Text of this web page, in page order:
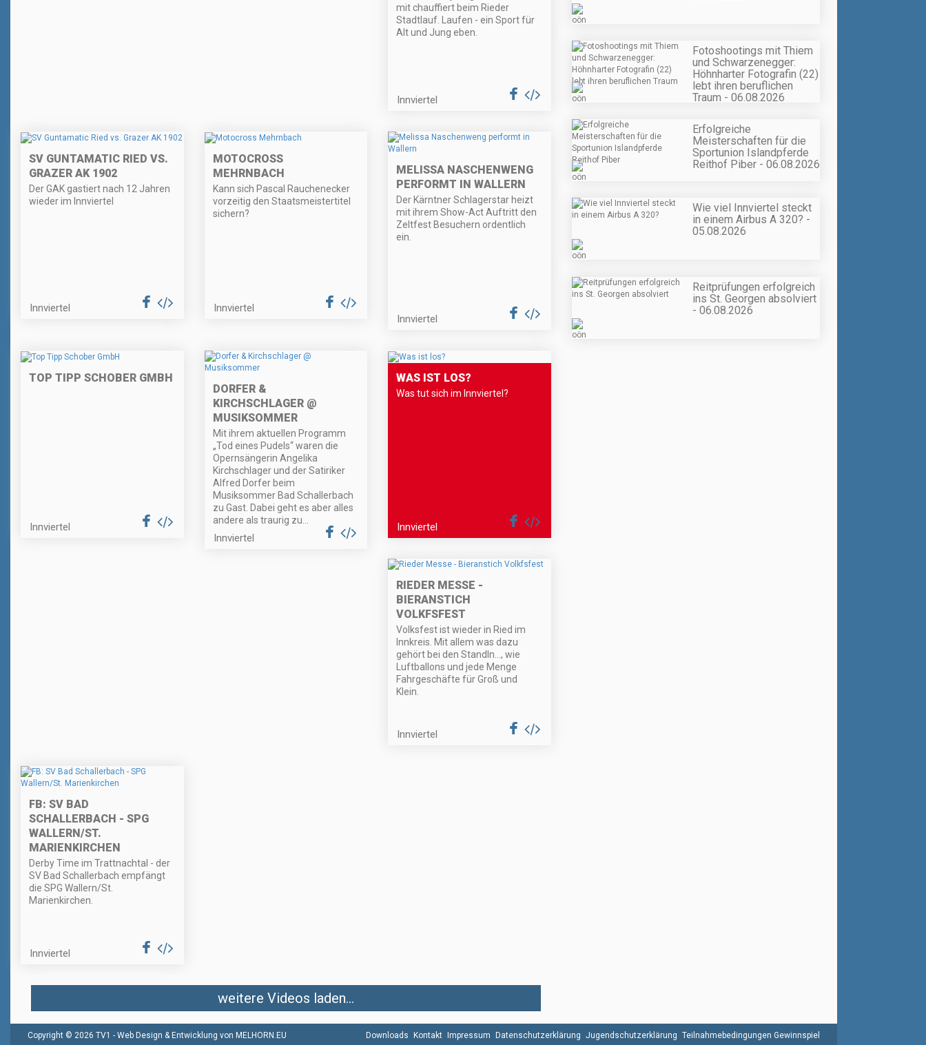
mit chauffiert beim Rieder
Stadtlauf. Laufen - ein Sport für
Alt und Jung eben.
Innviertel
SV GUNTAMATIC RIED VS.
GRAZER AK 1902
Der GAK gastiert nach 12 Jahren
wieder im Innviertel
Innviertel
MOTOCROSS
MEHRNBACH
Kann sich Pascal Rauchenecker
vorzeitig den Staatsmeistertitel
sichern?
Innviertel
MELISSA NASCHENWENG
PERFORMT IN WALLERN
Der Kärntner Schlagerstar heizt
mit ihrem Show-Act Auftritt den
Zeltfest Besuchern ordentlich
ein.
Innviertel
TOP TIPP SCHOBER GMBH
Innviertel
DORFER &
KIRCHSCHLAGER @
MUSIKSOMMER
Mit ihrem aktuellen Programm
„Tod eines Pudels“ waren die
Opernsängerin Angelika
Kirchschlager und der Satiriker
Alfred Dorfer beim
Musiksommer Bad Schallerbach
zu Gast. Dabei geht es aber alles
andere als traurig zu...
Innviertel
WAS IST LOS?
Was tut sich im Innviertel?
Innviertel
RIEDER MESSE -
BIERANSTICH
VOLKFSFEST
Volksfest ist wieder in Ried im
Innkreis. Mit allem was dazu
gehört bei den Standln…, wie
Luftballons und jede Menge
Fahrgeschäfte für Groß und
Klein.
Innviertel
FB: SV BAD
SCHALLERBACH - SPG
WALLERN/ST.
MARIENKIRCHEN
Derby Time im Trattnachtal - der
SV Bad Schallerbach empfängt
die SPG Wallern/St.
Marienkirchen.
Innviertel
weitere Videos laden...
Fotoshootings mit Thiem
und Schwarzenegger:
Höhnharter Fotografin (22)
lebt ihren beruflichen
Traum - 06.08.2026
Erfolgreiche
Meisterschaften für die
Sportunion Islandpferde
Reithof Piber - 06.08.2026
Wie viel Innviertel steckt
in einem Airbus A 320? -
05.08.2026
Reitprüfungen erfolgreich
ins St. Georgen absolviert
- 06.08.2026
Copyright © 2026 TV1 - Web Design & Entwicklung von MELHORN.EU Downloads Kontakt Impressum Datenschutzerklärung Jugendschutzerklärung Teilnahmebedingungen Gewinnspiel